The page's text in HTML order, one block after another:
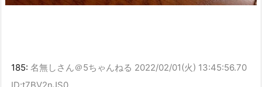
185: 名無しさん＠5ちゃんねる 2022/02/01(火) 13:45:56.70